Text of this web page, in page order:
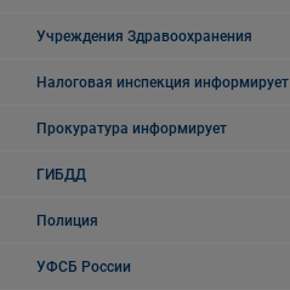
Учреждения Здравоохранения
Налоговая инспекция информирует
Прокуратура информирует
ГИБДД
Полиция
УФСБ России